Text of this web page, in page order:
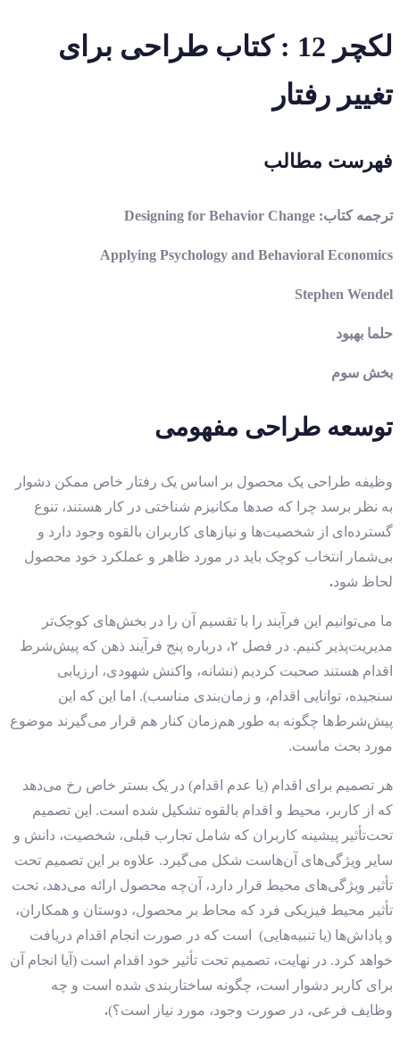
لکچر 12 : کتاب طراحی برای
تغییر رفتار
فهرست مطالب
ترجمه کتاب: Designing for Behavior Change
Applying Psychology and Behavioral Economics
Stephen Wendel
حلما بهبود
بخش سوم
توسعه طراحی مفهومی
وظیفه طراحی یک محصول بر اساس یک رفتار خاص ممکن دشوار
به نظر برسد چرا که صدها مکانیزم شناختی در کار هستند، تنوع
گسترده‌ای از شخصیت‌ها و نیازهای کاربران بالقوه وجود دارد و
بی‌شمار انتخاب کوچک باید در مورد ظاهر و عملکرد خود محصول
لحاظ شود.
ما می‌توانیم این فرآیند را با تقسیم آن را در بخش‌های کوچک‌تر
مدیریت‌پذیر کنیم. در فصل ۲، درباره پنج فرآیند ذهن که پیش‌شرط
اقدام هستند صحبت کردیم (نشانه، واکنش شهودی، ارزیابی
سنجیده، توانایی اقدام، و زمان‌بندی مناسب). اما این که این
پیش‌شرط‌ها چگونه به طور هم‌زمان کنار هم قرار می‌گیرند موضوع
مورد بحث ماست.
هر تصمیم برای اقدام (یا عدم اقدام) در یک بستر خاص رخ می‌دهد
که از کاربر، محیط و اقدام بالقوه تشکیل شده است. این تصمیم
تحت‌تأثیر پیشینه کاربران که شامل تجارب قبلی، شخصیت، دانش و
سایر ویژگی‌های آن‌هاست شکل می‌گیرد. علاوه بر این تصمیم تحت
تأثیر ویژگی‌های محیط قرار دارد، آن‌چه محصول ارائه می‌دهد، تحت
تأثیر محیط فیزیکی فرد که محاط بر محصول، دوستان و همکاران،
و پاداش‌ها (یا تنبیه‌هایی) است که در صورت انجام اقدام دریافت
خواهد کرد. در نهایت، تصمیم تحت تأثیر خود اقدام است (آیا انجام آن
برای کاربر دشوار است، چگونه ساختاربندی شده است و چه
وظایف فرعی، در صورت وجود، مورد نیاز است؟).